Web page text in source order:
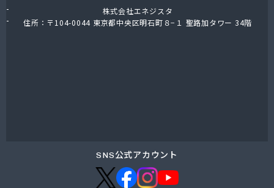
丸井商店外之原支店
丸金薪炭店
橋本産業株式会社 名古屋営業所
玉屋プロパン株式会社
株式会社エネジスタ
住所：〒104-0044 東京都中央区明石町８−１ 聖路加タワー 34階
SNS公式アカウント